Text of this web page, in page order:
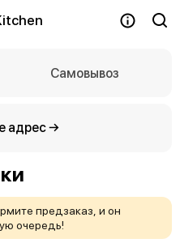
Самовывоз
адрес →
предзаказ, и он
очередь!